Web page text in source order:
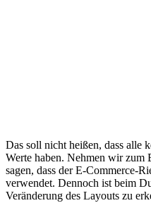
Das soll nicht heißen, dass alle
Werte haben. Nehmen wir
sagen, dass der E-Commerce-
verwendet. Dennoch ist beim
Veränderung des Layouts zu